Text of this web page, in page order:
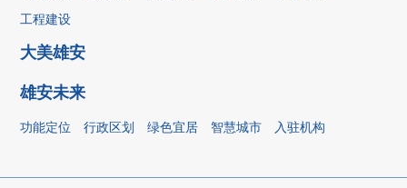
工程建设
大美雄安
雄安未来
功能定位 行政区划 绿色宜居 智慧城市 入驻机构